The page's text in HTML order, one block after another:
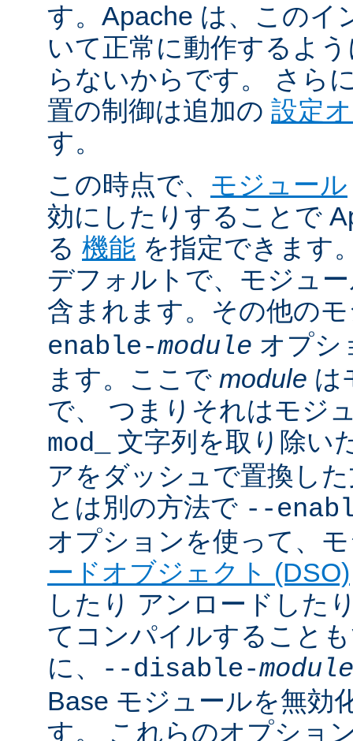
す。Apache は、このイ
いて正常に動作するよ
らないからです。 さら
置の制御は追加の 設定
す。
この時点で、 モジュール
効にしたりすることで
る 機能 を指定できます
デフォルトで、モジュ
含まれます。その他の
enable-module オプシ
ます。ここで module は
で、 つまりそれはモジ
mod_
文字列を取り除い
アをダッシュで置換し
とは別の方法で --
オプションを使って、
ードオブジェクト (DSO)
したり アンロードした
てコンパイルすること
に、
--disable-module
Base モジュールを無効
す。 これらのオプショ